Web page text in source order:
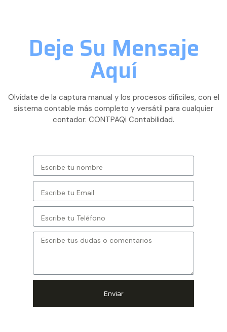
Deje Su Mensaje
Aquí
Olvídate de la captura manual y los procesos difíciles, con el
sistema contable más completo y versátil para cualquier
contador: CONTPAQi Contabilidad.
Enviar